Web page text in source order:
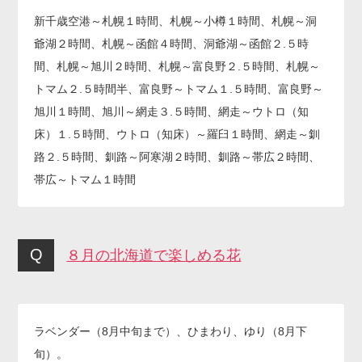
新千歳空港～札幌１時間、札幌～小樽１時間、札幌～洞
爺湖２時間、札幌～函館４時間、洞爺湖～函館２.５時
間、札幌～旭川２時間、札幌～富良野２.５時間、札幌～
トマム２.５時間半、富良野～トマム１.５時間、富良野～
旭川１時間、旭川～網走３.５時間、網走～ウトロ（知
床）１.５時間、ウトロ（知床）～羅臼１時間、網走～釧
路２.５時間、釧路～阿寒湖２時間、釧路～帯広２時間、
帯広～トマム１時間
８月の北海道で楽しめる花
ラベンダー（8月中旬まで）、ひまわり、ゆり（8月下
旬）。